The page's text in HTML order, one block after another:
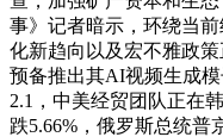
事》记者暗示，环绕当
化新趋向以及宏不雅政
预备推出其AI视频生成模
2.1，中美经贸团队正在
跌5.66%，俄罗斯总统普